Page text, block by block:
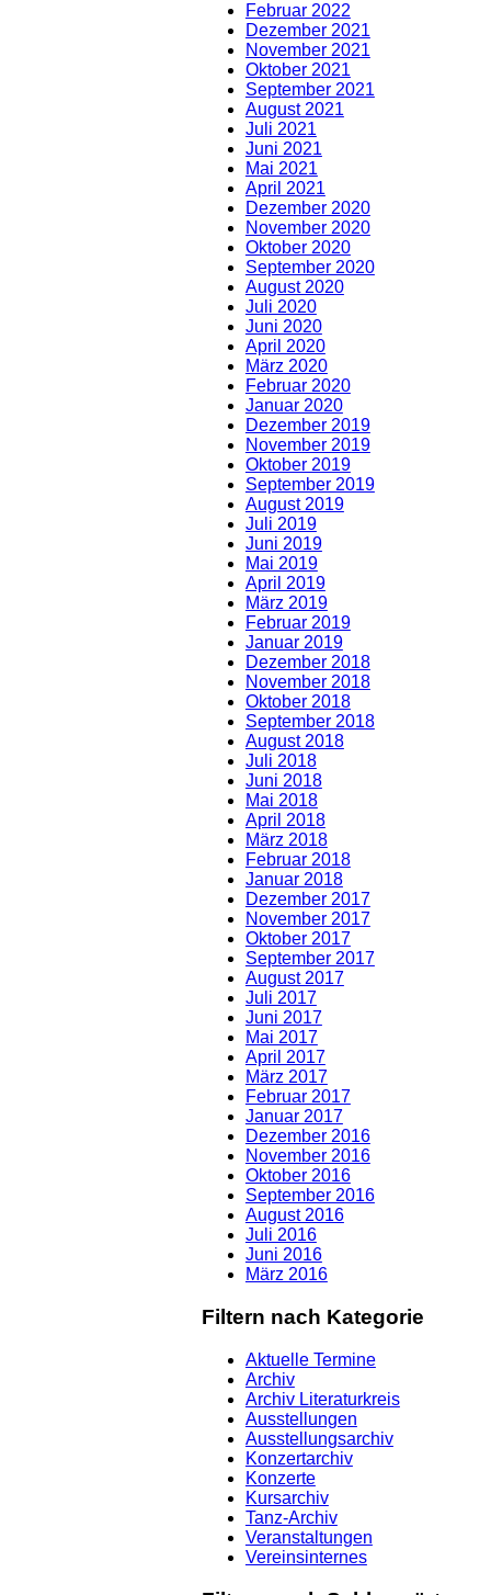
Februar 2022
Dezember 2021
November 2021
Oktober 2021
September 2021
August 2021
Juli 2021
Juni 2021
Mai 2021
April 2021
Dezember 2020
November 2020
Oktober 2020
September 2020
August 2020
Juli 2020
Juni 2020
April 2020
März 2020
Februar 2020
Januar 2020
Dezember 2019
November 2019
Oktober 2019
September 2019
August 2019
Juli 2019
Juni 2019
Mai 2019
April 2019
März 2019
Februar 2019
Januar 2019
Dezember 2018
November 2018
Oktober 2018
September 2018
August 2018
Juli 2018
Juni 2018
Mai 2018
April 2018
März 2018
Februar 2018
Januar 2018
Dezember 2017
November 2017
Oktober 2017
September 2017
August 2017
Juli 2017
Juni 2017
Mai 2017
April 2017
März 2017
Februar 2017
Januar 2017
Dezember 2016
November 2016
Oktober 2016
September 2016
August 2016
Juli 2016
Juni 2016
März 2016
Filtern nach Kategorie
Aktuelle Termine
Archiv
Archiv Literaturkreis
Ausstellungen
Ausstellungsarchiv
Konzertarchiv
Konzerte
Kursarchiv
Tanz-Archiv
Veranstaltungen
Vereinsinternes